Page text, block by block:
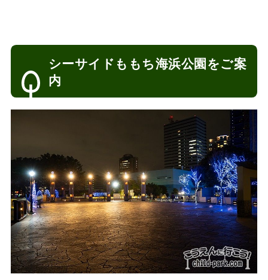
シーサイドももち海浜公園をご案
内